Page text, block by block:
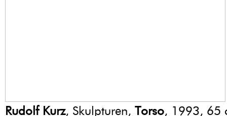
Rudolf Kurz, Skulpturen, Torso, 1993, 65